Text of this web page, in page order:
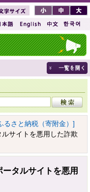
るさと納税（寄附金）]
サイトを悪用した詐欺
ータルサイトを悪用